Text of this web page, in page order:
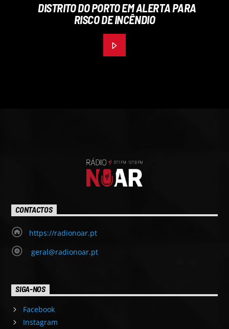
DISTRITO DO PORTO EM ALERTA PARA
RISCO DE INCÊNDIO
CONTACTOS
https://radionoar.pt
geral@radionoar.pt
SIGA-NOS
Facebook
Instagram